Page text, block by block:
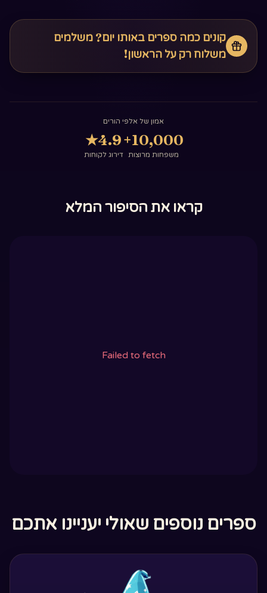
קונים כמה ספרים באותו יום? משלמים
משלוח רק על הראשון!
אמון של אלפי הורים
10,000+
משפחות מרוצות
4.9
★
דירוג לקוחות
קראו את הסיפור המלא
Failed to fetch
ספרים נוספים שאולי יעניינו אתכם